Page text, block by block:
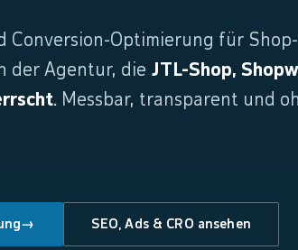
Conversion-Optimierung für
der Agentur, die JTL-Shop,
. Messbar, transparent und
→ SEO, Ads & CRO ansehen